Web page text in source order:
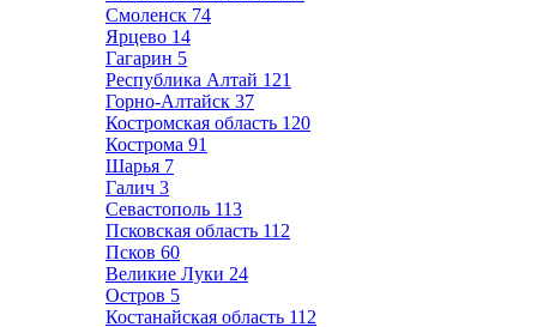
Смоленск 74
Ярцево 14
Гагарин 5
Республика Алтай 121
Горно-Алтайск 37
Костромская область 120
Кострома 91
Шарья 7
Галич 3
Севастополь 113
Псковская область 112
Псков 60
Великие Луки 24
Остров 5
Костанайская область 112